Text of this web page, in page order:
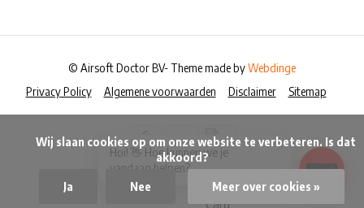
Privacy Policy Algemene voorwaarden Disclaimer Sitemap
© Airsoft Doctor BV- Theme made byWebdinge
akkoord?
Ja Nee Meer over cookies »
×
Hoi! 👋 Hoe kunnen we je
vandaag helpen?